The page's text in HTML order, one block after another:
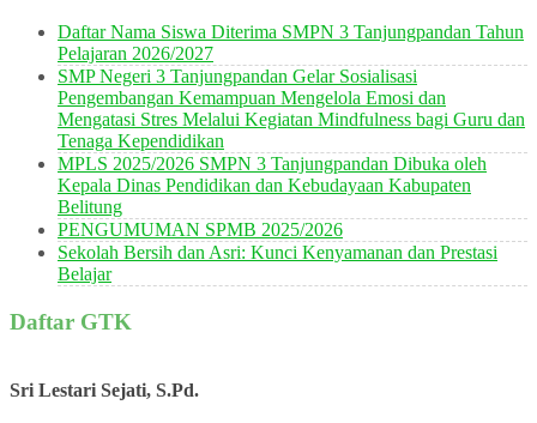
Daftar Nama Siswa Diterima SMPN 3 Tanjungpandan Tahun
Pelajaran 2026/2027
SMP Negeri 3 Tanjungpandan Gelar Sosialisasi
Pengembangan Kemampuan Mengelola Emosi dan
Mengatasi Stres Melalui Kegiatan Mindfulness bagi Guru dan
Tenaga Kependidikan
MPLS 2025/2026 SMPN 3 Tanjungpandan Dibuka oleh
Kepala Dinas Pendidikan dan Kebudayaan Kabupaten
Belitung
PENGUMUMAN SPMB 2025/2026
Sekolah Bersih dan Asri: Kunci Kenyamanan dan Prestasi
Belajar
Daftar GTK
Sri Lestari Sejati, S.Pd.